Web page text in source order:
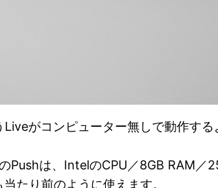
がコンピューター無しで動作す
は、IntelのCPU／8GB RAM／
たり前のように使えます。